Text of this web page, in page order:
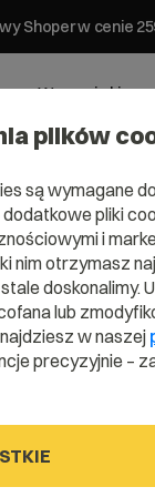
w cenie 259
Wsparcie
plików
są wymagane
pliki
i
nim otrzymasz
doskonalimy.
lub
w naszej
precyzyjnie –